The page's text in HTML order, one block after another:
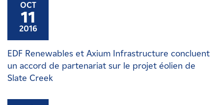
OCT
11
2016
EDF Renewables et Axium Infrastructure concluent
un accord de partenariat sur le projet éolien de
Slate Creek